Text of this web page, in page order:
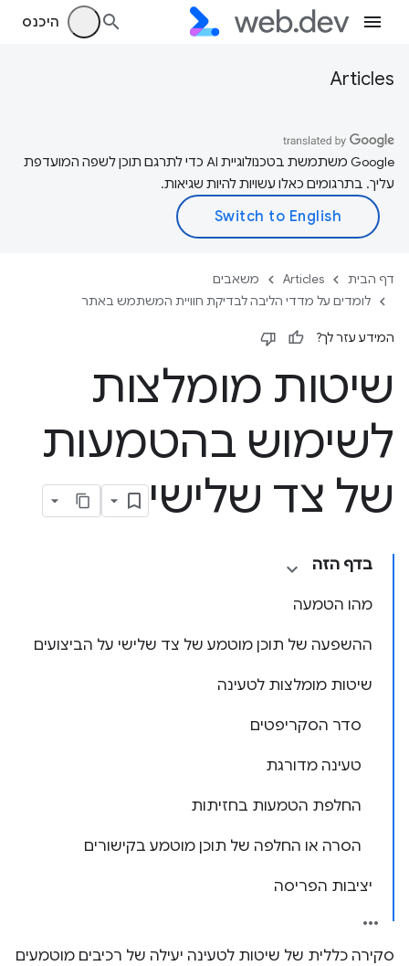
היכנס
Articles
‫Google משתמשת בטכנולוגיית AI כדי לתרגם תוכן לשפה המועדפת
עליך. בתרגומים כאלו עשויות להיות שגיאות.
דף הבית Articles
משאבים
לומדים על מדדי הליבה לבדיקת חוויית המשתמש באתר
המידע עזר לך?
שיטות מומלצות
לשימוש בהטמעות
של צד שלישי
בדף הזה
מהו הטמעה
ההשפעה של תוכן מוטמע של צד שלישי על הביצועים
שיטות מומלצות לטעינה
סדר הסקריפטים
טעינה מדורגת
החלפת הטמעות בחזיתות
הסרה או החלפה של תוכן מוטמע בקישורים
יציבות הפריסה
סקירה כללית של שיטות לטעינה יעילה של רכיבים מוטמעים